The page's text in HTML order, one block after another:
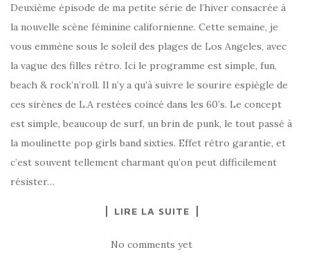
Deuxième épisode de ma petite série de l’hiver consacrée à
la nouvelle scène féminine californienne. Cette semaine, je
vous emmène sous le soleil des plages de Los Angeles, avec
la vague des filles rétro. Ici le programme est simple, fun,
beach & rock’n’roll. Il n’y a qu’à suivre le sourire espiègle de
ces sirènes de L.A restées coincé dans les 60’s. Le concept
est simple, beaucoup de surf, un brin de punk, le tout passé à
la moulinette pop girls band sixties. Effet rétro garantie, et
c’est souvent tellement charmant qu’on peut difficilement
résister…
LIRE LA SUITE
No comments yet